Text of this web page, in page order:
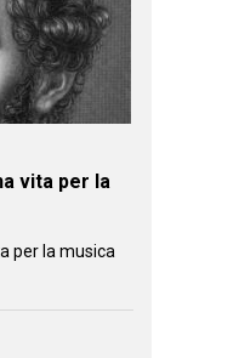
vita per la
per la musica